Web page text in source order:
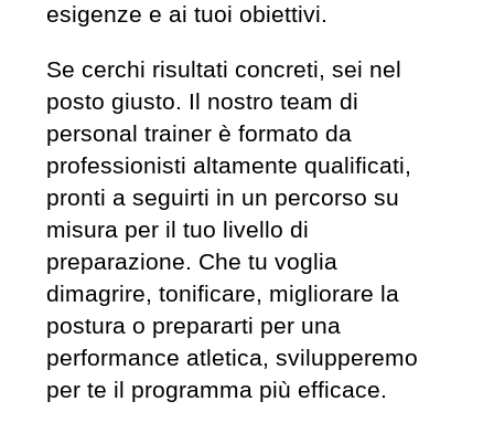
esigenze e ai tuoi obiettivi.
Se cerchi risultati concreti, sei nel
posto giusto. Il nostro team di
personal trainer è formato da
professionisti altamente qualificati,
pronti a seguirti in un percorso su
misura per il tuo livello di
preparazione. Che tu voglia
dimagrire, tonificare, migliorare la
postura o prepararti per una
performance atletica, svilupperemo
per te il programma più efficace.